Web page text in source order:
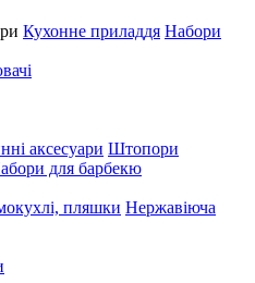
Кухонне приладдя Набори
аксесуари Штопори
для барбекю
пляшки Нержавіюча